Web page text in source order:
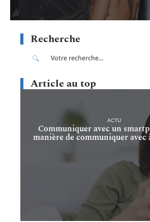
Recherche
Article au top
ACTU
Communiquer avec un
manière de communiquer avec